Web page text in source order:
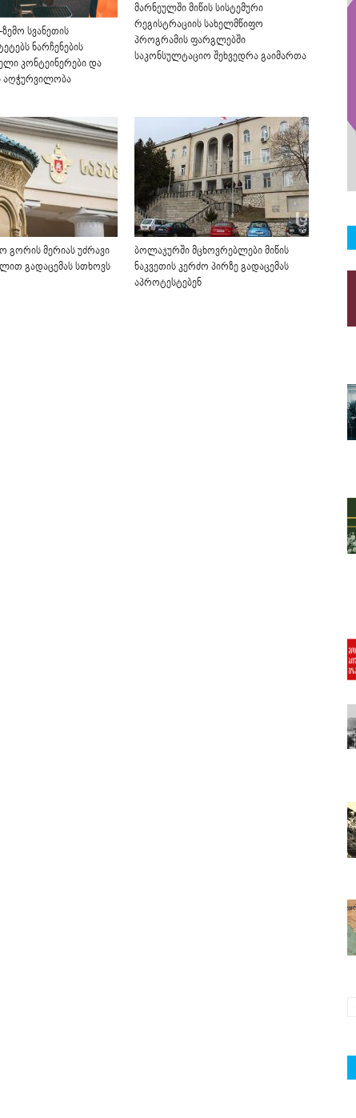
სვანეთის
ნარჩენების
კონტეინერები და
აღჭურვილობა
მარნეულში მიწის სისტემური
რეგისტრაციის სახელმწიფო
პროგრამის ფარგლებში
საკონსულტაციო შეხვედრა გაიმართა
გორის მერიას უძრავი
გადაცემას სთხოვს
ბოლაჯურში მცხოვრებლები მიწის
ნაკვეთის კერძო პირზე გადაცემას
აპროტესტებენ